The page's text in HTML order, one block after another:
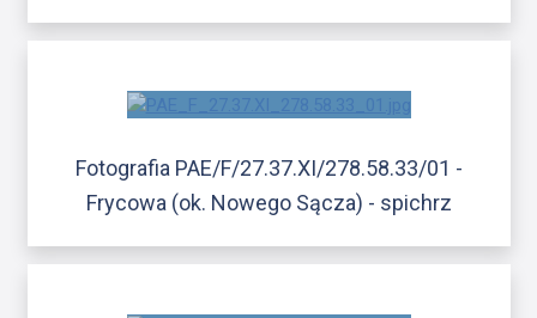
Fotografia PAE/F/27.37.XI/278.58.33/01 -
Frycowa (ok. Nowego Sącza) - spichrz